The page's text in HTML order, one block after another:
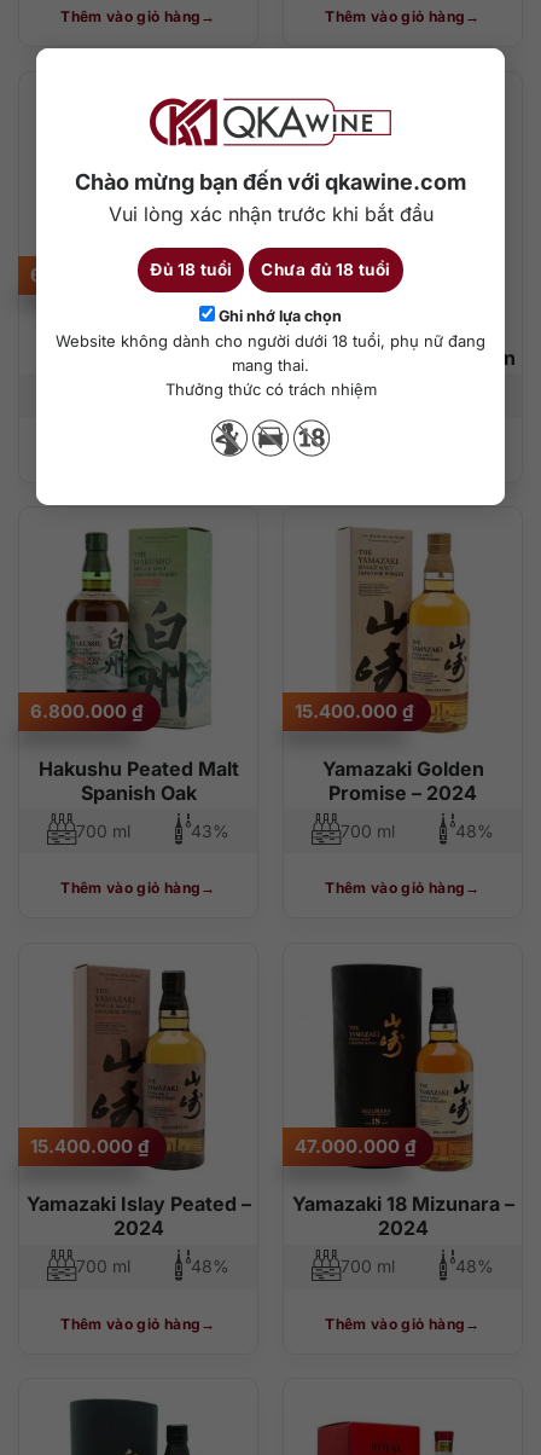
Chào mừng bạn đến với qkawine.com
Vui lòng xác nhận trước khi bắt đầu
Đủ 18 tuổi Chưa đủ 18 tuổi
Ghi nhớ lựa chọn
Website không dành cho người dưới 18 tuổi, phụ nữ đang
mang thai.
Thưởng thức có trách nhiệm
Thêm vào giỏ hàng Thêm vào giỏ hàng
Yamazaki Peated Malt
Spanish Oak
6.500.000 ₫
43%
Hakushu Story of the
Distillery – 2024 Edition
6.100.000 ₫
700 ml
Thêm vào giỏ hàng
Hakushu Peated Malt
Spanish Oak
6.800.000 ₫
700 ml 43%
Thêm vào giỏ hàng
Yamazaki Golden
Promise – 2024
15.400.000 ₫
700 ml 48%
Thêm vào giỏ hàng
Yamazaki Islay Peated –
2024
15.400.000 ₫
700 ml 48%
Thêm vào giỏ hàng
Yamazaki 18 Mizunara –
2024
47.000.000 ₫
700 ml 48%
Thêm vào giỏ hàng